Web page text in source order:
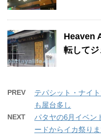
Heaven
転して
PREV
テパシット・ナイ
も屋台多し
NEXT
パタヤの6月イベン
ードからイカ祭り